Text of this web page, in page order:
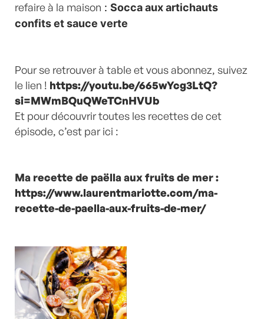
refaire à la maison : Socca aux artichauts
confits et sauce verte
Pour se retrouver à table et vous abonnez, suivez
le lien ! https://youtu.be/665wYcg3LtQ?
si=MWmBQuQWeTCnHVUb
Et pour découvrir toutes les recettes de cet
épisode, c’est par ici :
Ma recette de paëlla aux fruits de mer:
https://www.laurentmariotte.com/ma-
recette-de-paella-aux-fruits-de-mer/